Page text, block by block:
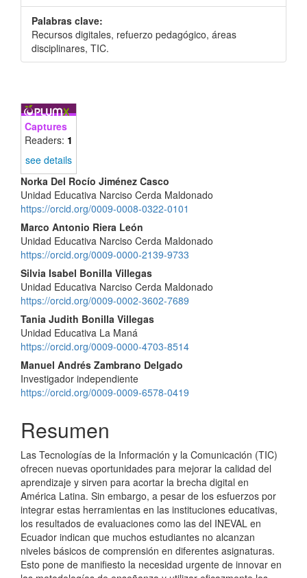
Palabras clave:
Recursos digitales, refuerzo pedagógico, áreas
disciplinares, TIC.
Captures
Readers: 1
see details
Contenido
principal
del
artículo
Norka Del Rocío Jiménez Casco
Unidad Educativa Narciso Cerda Maldonado
https://orcid.org/0009-0008-0322-0101
Marco Antonio Riera León
Unidad Educativa Narciso Cerda Maldonado
https://orcid.org/0009-0000-2139-9733
Silvia Isabel Bonilla Villegas
Unidad Educativa Narciso Cerda Maldonado
https://orcid.org/0009-0002-3602-7689
Tania Judith Bonilla Villegas
Unidad Educativa La Maná
https://orcid.org/0009-0000-4703-8514
Manuel Andrés Zambrano Delgado
Investigador independiente
https://orcid.org/0009-0009-6578-0419
Resumen
Las Tecnologías de la Información y la Comunicación (TIC)
ofrecen nuevas oportunidades para mejorar la calidad del
aprendizaje y sirven para acortar la brecha digital en
América Latina. Sin embargo, a pesar de los esfuerzos por
integrar estas herramientas en las instituciones educativas,
los resultados de evaluaciones como las del INEVAL en
Ecuador indican que muchos estudiantes no alcanzan
niveles básicos de comprensión en diferentes asignaturas.
Esto pone de manifiesto la necesidad urgente de innovar en